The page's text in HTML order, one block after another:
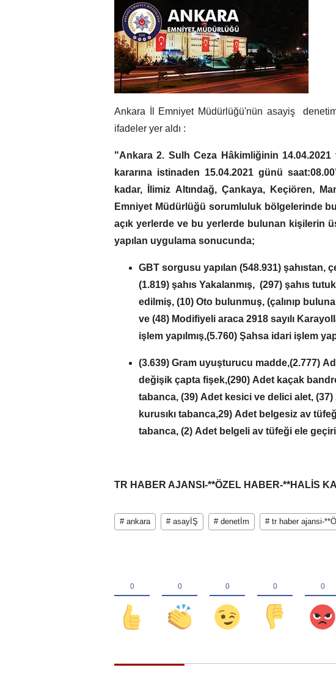
Ankara İl Emniyet Müdürlüğü'nün asayiş
ifadeler yer aldı :
"Ankara 2. Sulh Ceza Hâkimliğinin 14.04.2021
kararına istinaden 15.04.2021 günü
kadar, İlimiz Altındağ, Çankaya, Keçiören,
Emniyet Müdürlüğü sorumluluk bölgelerinde
açık yerlerde ve bu yerlerde bulunan kişilerin
yapılan uygulama sonucunda;
GBT sorgusu yapılan (548.931) şahıstan,
(1.819) şahıs Yakalanmış, (297) şahıs
edilmiş, (10) Oto bulunmuş, (çalınıp
ve (48) Modifiyeli araca 2918 sayılı
işlem yapılmış,(5.760) Şahsa idari işlem
(3.639) Gram uyuşturucu madde,(2.777)
değişik çapta fişek,(290) Adet kaçak
tabanca, (39) Adet kesici ve delici alet, (37)
kurusıkı tabanca,29) Adet belgesiz av
tabanca, (2) Adet belgeli av tüfeği ele
TR HABER AJANSI-**ÖZEL HABER-**HALİS
# ankara # asayİŞ # denetİm # tr haber ajansi-